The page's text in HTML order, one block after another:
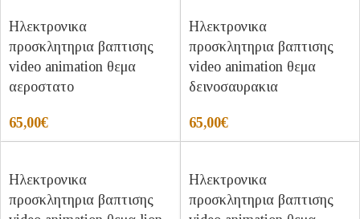
Ηλεκτρονικα
προσκλητηρια βαπτισης
video animation θεμα
αεροστατο
65,00€
Ηλεκτρονικα
προσκλητηρια βαπτισης
video animation θεμα
δεινοσαυρακια
65,00€
Ηλεκτρονικα
προσκλητηρια βαπτισης
Ηλεκτρονικα
προσκλητηρια βαπτισης